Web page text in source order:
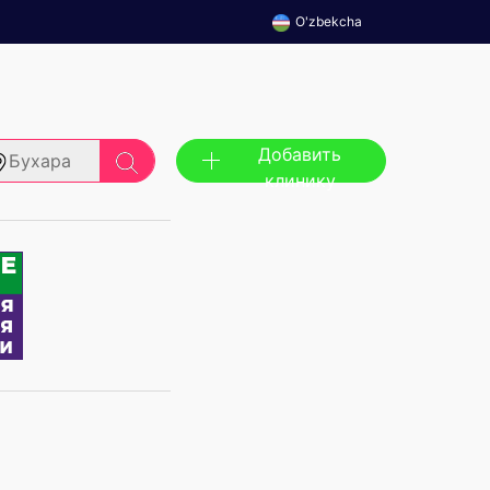
O'zbekcha
Бухара
Добавить
клинику